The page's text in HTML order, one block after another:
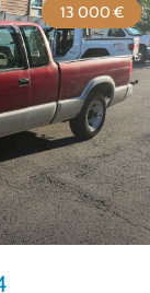
13 000 €